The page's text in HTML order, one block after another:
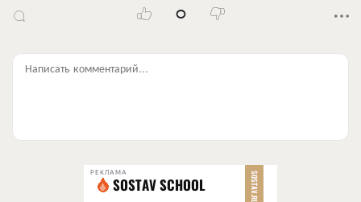
0
Написать комментарий...
РЕКЛАМА